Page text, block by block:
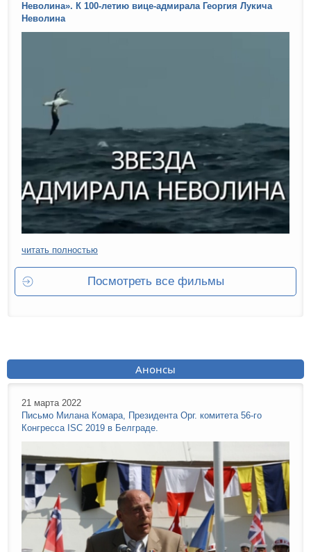
Неволина». К 100-летию вице-адмирала Георгия Лукича
Неволина
читать полностью
Посмотреть все фильмы
Анонсы
21 марта 2022
Письмо Милана Комара, Президента Орг. комитета 56-го
Конгресса ISC 2019 в Белграде.